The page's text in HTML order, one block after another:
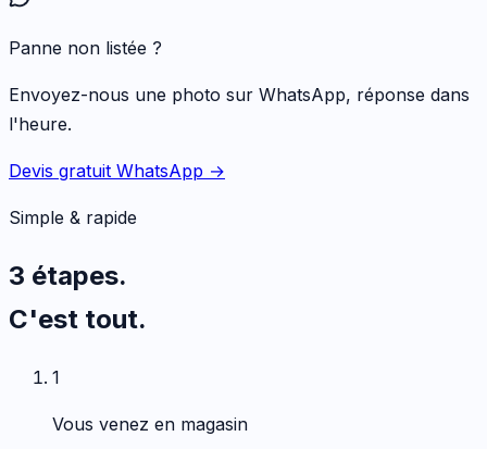
Panne non listée ?
Envoyez-nous une photo sur WhatsApp, réponse dans
l'heure.
Devis gratuit WhatsApp →
Simple & rapide
3 étapes.
C'est tout.
1
Vous venez en magasin